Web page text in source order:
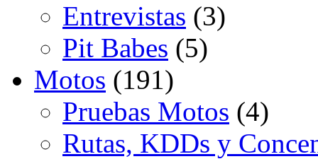
Entrevistas (3)
Pit Babes (5)
Motos (191)
Pruebas Motos (4)
Rutas, KDDs y